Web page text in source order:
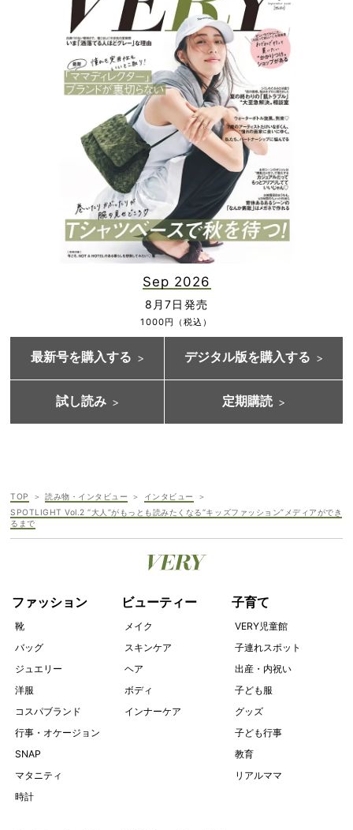
Sep 2026
8月7日発売
1000円（税込）
最新号を購入する デジタル版を購入する
試し読み 定期購読
TOP 読み物・インタビュー
インタビュー
SPOTLIGHT Vol.2 “大人”がもっとも読みたくなる“キッズファッション”メディアができ
るまで
ファッション
靴
バッグ
ジュエリー
洋服
コスパブランド
行事・オケージョン
SNAP
マタニティ
時計
ビューティー
メイク
スキンケア
ヘア
ボディ
インナーケア
子育て
VERY児童館
子連れスポット
出産・内祝い
子ども服
グッズ
子ども行事
教育
リアルママ